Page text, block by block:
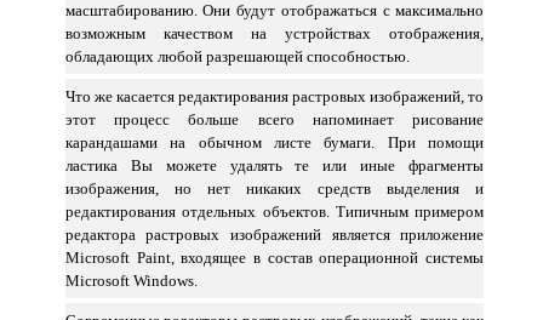
масштабированию. Они будут отображаться с максимально
возможным качеством на устройствах отображения,
обладающих любой разрешающей способностью.
Что же касается редактирования растровых изображений, то
этот процесс больше всего напоминает рисование
карандашами на обычном листе бумаги. При помощи
ластика Вы можете удалять те или иные фрагменты
изображения, но нет никаких средств выделения и
редактирования отдельных объектов. Типичным примером
редактора растровых изображений является приложение
Microsoft Paint, входящее в состав операционной системы
Microsoft Windows.